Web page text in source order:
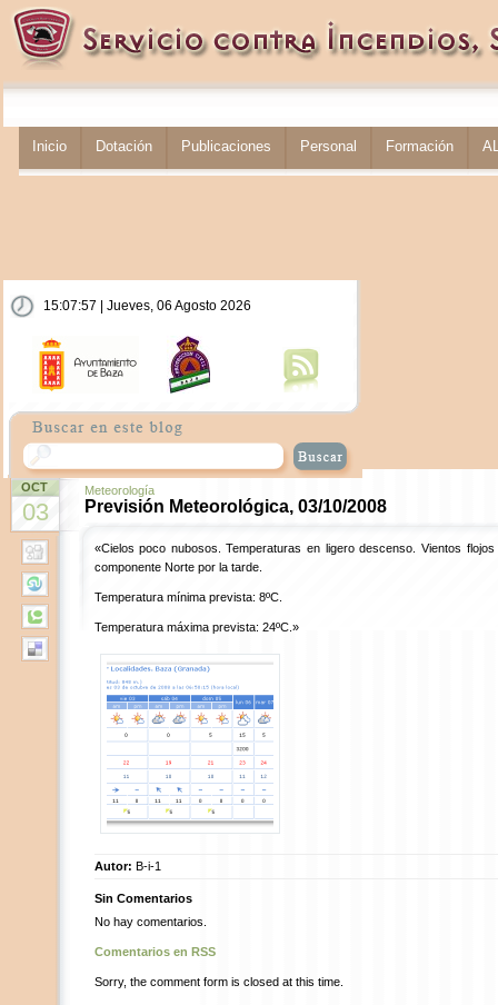
Inicio Dotación Publicaciones Personal Formación
15:07:58 | Jueves, 06 Agosto 2026
OCT
03
Meteorología
Previsión Meteorológica, 03/10/2008
«Cielos poco nubosos. Temperaturas en ligero descenso. Vientos
componente Norte por la tarde.
Temperatura mínima prevista: 8ºC.
Temperatura máxima prevista: 24ºC.»
Autor: B-i-1
Sin Comentarios
No hay comentarios.
Comentarios en RSS
Sorry, the comment form is closed at this time.